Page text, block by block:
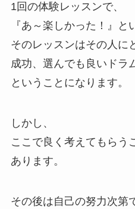
1回の体験レッスンで、
『あ～楽しかった！』と
そのレッスンはその人に
成功、選んでも良いドラ
ということになります。
しかし、
ここで良く考えてもらう
あります。
その後は自己の努力次第